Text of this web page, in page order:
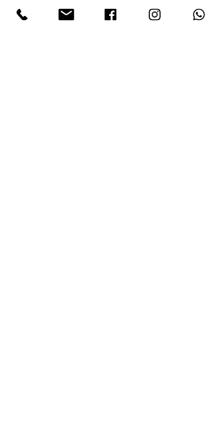
Altre differenze tra gli standard si